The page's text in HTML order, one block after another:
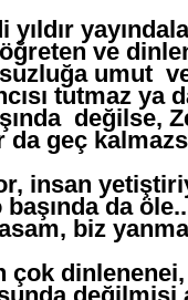
ve
umut
tutmaz ya
değilse,
geç
insan
da
biz
çok